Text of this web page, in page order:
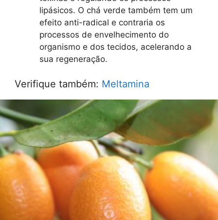
lipásicos. O chá verde também tem um
efeito anti-radical e contraria os
processos de envelhecimento do
organismo e dos tecidos, acelerando a
sua regeneração.
Verifique também: Meltamina